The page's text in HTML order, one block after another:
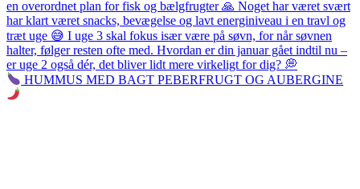
HUMMUS MED BAGT PEBERFRUGT OG AUBERGINE